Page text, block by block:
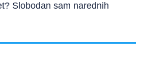
Slobodan sam narednih